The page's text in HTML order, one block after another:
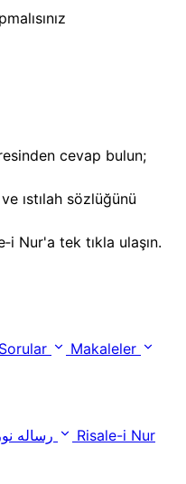
cevap bulun;
ıstılah sözlüğünü
Nur'a tek tıkla ulaşın.
Sorular
Makaleler
Risale-i Nur